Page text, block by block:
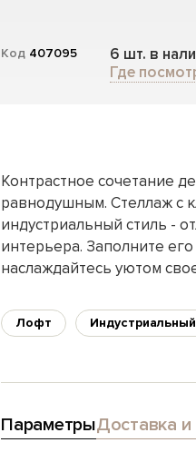
Код 407095
6 шт. в
Где
Контрастное сочетание
равнодушным. Стеллаж с
индустриальный стиль -
интерьера. Заполните
наслаждайтесь уютом
Лофт Индустриальный
ПараметрыДоставка и